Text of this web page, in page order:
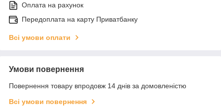
Оплата на рахунок
Передоплата на карту Приватбанку
Всі умови оплати
Умови повернення
Повернення товару впродовж 14 днів за домовленістю
Всі умови повернення